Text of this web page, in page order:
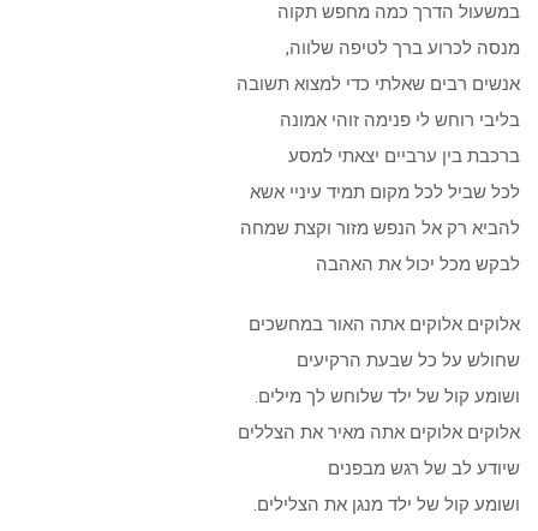
במשעול הדרך כמה מחפש תקוה
מנסה לכרוע ברך לטיפה שלווה,
אנשים רבים שאלתי כדי למצוא תשובה
בליבי רוחש לי פנימה זוהי אמונה
ברכבת בין ערביים יצאתי למסע
לכל שביל לכל מקום תמיד עיניי אשא
להביא רק אל הנפש מזור וקצת שמחה
לבקש מכל יכול את האהבה
אלוקים אלוקים אתה האור במחשכים
שחולש על כל שבעת הרקיעים
ושומע קול של ילד שלוחש לך מילים.
אלוקים אלוקים אתה מאיר את הצללים
שיודע לב של רגש מבפנים
ושומע קול של ילד מנגן את הצלילים.